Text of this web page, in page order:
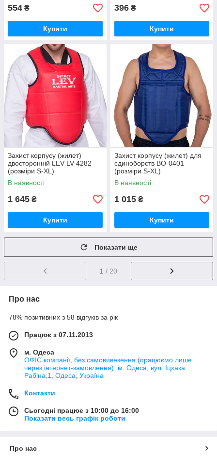
554 ₴
Купити
396 ₴
Купити
Захист корпусу (жилет)
двосторонній LEV LV-4282
(розміри S-XL)
В наявності
1 645 ₴
Купити
Захист корпусу (жилет) для
єдиноборств BO-0401
(розміри S-XL)
В наявності
1 015 ₴
Купити
Показати ще
1 / 20
Про нас
78% позитивних з 58 відгуків за рік
Працює з 07.11.2013
м. Одеса
ОФІС компанії, без самовивезення (працюємо лише
через інтернет-замовлення): м. Одеса, вул. Іцхака
Рабіна,1, Одеса, Україна
Контакти
Сьогодні працює з 10:00 до 16:00
Показати весь графік роботи
Про нас